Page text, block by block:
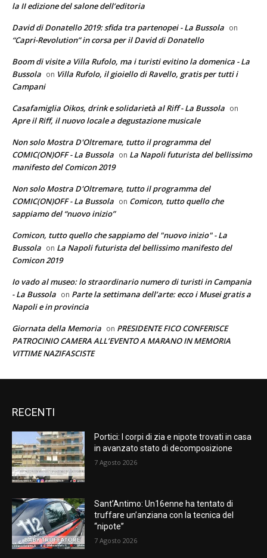
la II edizione del salone dell’editoria
David di Donatello 2019: sfida tra partenopei - La Bussola on
“Capri-Revolution” in corsa per il David di Donatello
Boom di visite a Villa Rufolo, ma i turisti evitino la domenica - La
Bussola on Villa Rufolo, il gioiello di Ravello, gratis per tutti i
Campani
Casafamiglia Oikos, drink e solidarietà al Riff - La Bussola on
Apre il Riff, il nuovo locale a degustazione musicale
Non solo Mostra D'Oltremare, tutto il programma del
COMIC(ON)OFF - La Bussola on La Napoli futurista del bellissimo
manifesto del Comicon 2019
Non solo Mostra D'Oltremare, tutto il programma del
COMIC(ON)OFF - La Bussola on Comicon, tutto quello che
sappiamo del “nuovo inizio”
Comicon, tutto quello che sappiamo del "nuovo inizio" - La
Bussola on La Napoli futurista del bellissimo manifesto del
Comicon 2019
Io vado al museo: lo straordinario numero di turisti in Campania
- La Bussola on Parte la settimana dell’arte: ecco i Musei gratis a
Napoli e in provincia
Giornata della Memoria on PRESIDENTE FICO CONFERISCE
PATROCINIO CAMERA ALL’EVENTO A MARANO IN MEMORIA
VITTIME NAZIFASCISTE
RECENTI
Portici: I corpi di zia e nipote trovati in casa
in avanzato stato di decomposizione
7 Agosto 2026
Sant’Antimo: Un16enne ha tentato di
truffare un’anziana con la tecnica del
“nipote”
7 Agosto 2026